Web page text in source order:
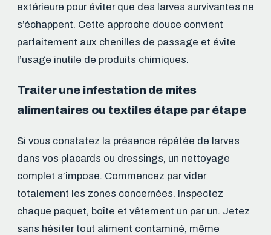
extérieure pour éviter que des larves survivantes ne
s’échappent. Cette approche douce convient
parfaitement aux chenilles de passage et évite
l’usage inutile de produits chimiques.
Traiter une infestation de mites
alimentaires ou textiles étape par étape
Si vous constatez la présence répétée de larves
dans vos placards ou dressings, un nettoyage
complet s’impose. Commencez par vider
totalement les zones concernées. Inspectez
chaque paquet, boîte et vêtement un par un. Jetez
sans hésiter tout aliment contaminé, même